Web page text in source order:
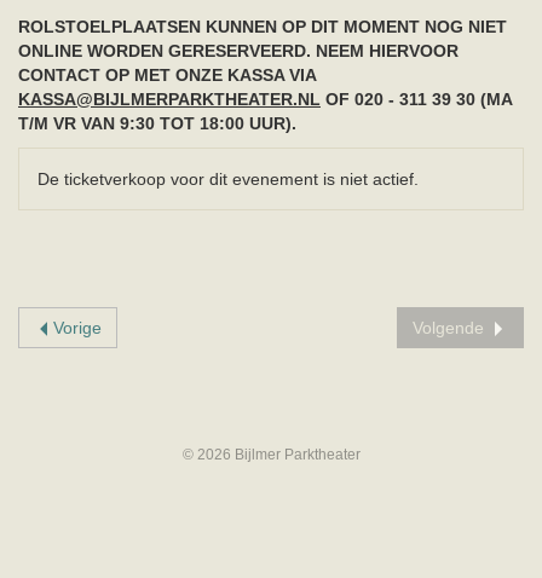
ROLSTOELPLAATSEN KUNNEN OP DIT MOMENT NOG NIET
ONLINE WORDEN GERESERVEERD. NEEM HIERVOOR
CONTACT OP MET ONZE KASSA VIA
KASSA@BIJLMERPARKTHEATER.NL OF 020 - 311 39 30 (MA
T/M VR VAN 9:30 TOT 18:00 UUR).
De ticketverkoop voor dit evenement is niet actief.
Vorige Volgende
© 2026 Bijlmer Parktheater